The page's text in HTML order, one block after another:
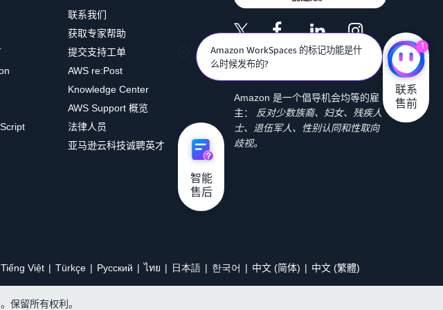
联系我们
获取专家帮助
提交支持工单
AWS re:Post
Knowledge Center
AWS Support 概览
法律人员
亚马逊云科技诚聘英才
Amazon 是一个倡导机会均等的雇
主：
反对少数族裔、妇女、残疾人
士、退伍军人、性别认同和性取向
歧视。
Tiếng Việt Türkçe Ρусский ไทย 日本語 한국어 中文 (简体) 中文 (繁體)
保留所有权利。
Amazon WorkSpaces 的标记功能是什
么时候发布的?
1
联系
售前
智能
售后